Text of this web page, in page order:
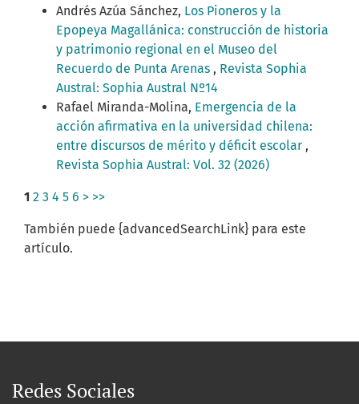
Andrés Azúa Sánchez, Los Pioneros y la
Epopeya Magallánica: construcción de historia
y patrimonio regional en el Museo del
Recuerdo de Punta Arenas , Revista Sophia
Austral: Sophia Austral Nº14
Rafael Miranda-Molina, Emergencia de la
acción afirmativa en la universidad chilena:
entre discursos de mérito y déficit escolar ,
Revista Sophia Austral: Vol. 32 (2026)
1 2 3 4 5 6 > >>
También puede {advancedSearchLink} para este
artículo.
Redes Sociales